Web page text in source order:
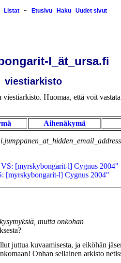
Listat~ Etusivu Haku Uudet sivut
l_ät_ursa.fi
viestiarkisto
viestiarkisto. Huomaa, että voit
Aihenäkymä
[myrskybongarit-l] Cygnus 2004"
[myrskybongarit-l] Cygnus 2004"
mutta onkohan
juttua kuvaamisesta, ja eiköhän
Onhan sellainen arkisto